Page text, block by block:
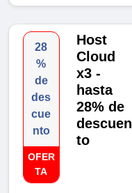
28
%
de
des
cue
nto
OFER
TA
Host
Cloud
x3 -
hasta
28% de
descuen
to